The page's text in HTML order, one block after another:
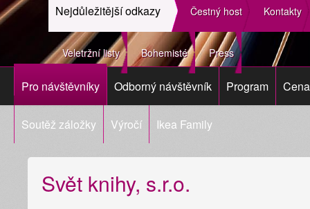
Nejdůležitější odkazy Čestný host Kontakty
Veletržní listy Bohemisté Press
Pro návštěvníky Odborný návštěvník Program
Soutěž záložky Výročí Ikea Family
Svět knihy, s.r.o.